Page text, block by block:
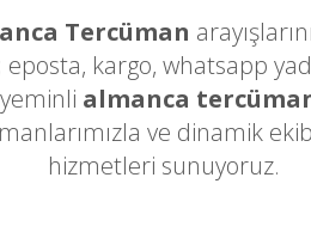
Tercüman
eposta, kargo, whatsapp
almanca
ve dinamik
hizmetleri sunuyoruz.